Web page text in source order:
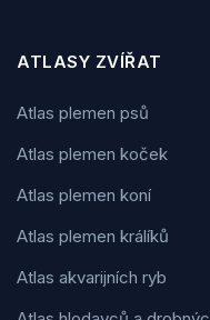
ATLASY ZVÍŘAT
Atlas plemen psů
Atlas plemen koček
Atlas plemen koní
Atlas plemen králíků
Atlas akvarijních ryb